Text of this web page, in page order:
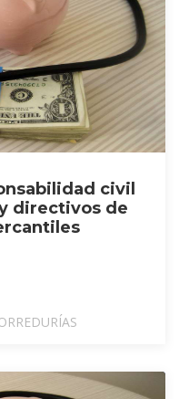
civil
directivos de